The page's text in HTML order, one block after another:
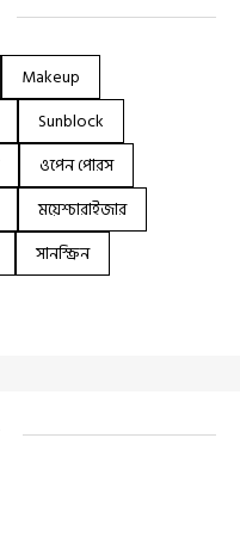
Makeup
Sunblock
ওপেন পোরস
ময়েশ্চারাইজার
সানস্ক্রিন